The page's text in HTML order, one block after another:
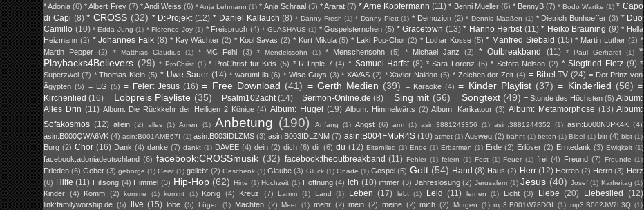
* Adonia (6) * Albert Frey (7) * Andi Weiss (6) * Anja Lehmann (1) * Anja Schraal (3) * Ararat (7) * Arne Kopfermann (11) * Benni Mueller (6) * BennyB (7) * Bodo Wartke (1) * Capo
di Capi (8) * CROSS (32) * D:Projekt (12) * Daniel Kallauch (8) * Danny Fresh (1) * Danny Plett (1) * Demozion (2) * Dennis Maaßen (1) * Dietrich Bonhoeffer (3) * Duo
Camillo (10) * Edda Jung (1) * Florence Joy (1) * Freispruch (4) * GLASHAUS (1) * Gospelsternchen (5) * Gracetown (13) * Hanno Herbst (11) * Heiko Bräuning (9) * Hella
Heizmann (2) * Johannes Falk (8) * Kay Wächter (2) * Kool Savas (2) * Kurt Mikula (5) * Laki Pop-Chor (2) * Lothar Kosse (5) * Manfred Siebald (15) * Martin Luther (2) *
Martin Pepper
(2) * Matthias Claudius (1) * MC Fehl (3) * Mendelssohn (1) * Menschensohn (5) * Michael Janz (2) * Outbreakband (11) * Paul Gerhardt (1)
*
Playbacks4Believers (29) * ProChrist (1) * ProChrist für Kids (5) * R.Triple 7 (4) * Samuel Harfst (8) * Sara Lorenz (6) * Sefora Nelson (2) * Siegfried Fietz (9) *
Superzwei (7) * Thomas Klein (5) * Uwe Sauer (14) * warumLila (6) * Wise Guys (3) * XAVAS (2) * Xavier Naidoo (5) * Zeichen der Zeit (4) = Bibel TV (24) = Der Prinz von
Ägypten (5) = EG (5) = Feiert Jesus (16) = Free Download (41) = Gerth Medien (39) = Karaoke (4) = Kinder Playlist (37) = Kinderlied (56) =
Kirchenlied (16) = Lobpreis Playliste (35) = Psalm102acht (14) = Sermon-Online.de (8) = Sing mit (56) = Songtext (49) = Stunde des Höchsten (5) Album:
Alles Drin (11) Album: Die Rückkehr der Heiligen 2 Könige (4) Album: Flügel (19) Album: Himmelwärts (2) Album: Karikatour (3) Album: Metamorphose (13) Album:
Sofakosmos (12) allein (2) alles (1) Amen (1) Anbetung (190) Anfang (1) Angst (6) arm (1) asin:3881243356 (1) asin:3881244352 (1) asin:B000N3PK4K (4)
asin:B000QWA6VK (4) asin:B001AMB67I (1) asin:B003IDLZMS (3) asin:B003IDLZNM (7) asin:B004FM5R4S (10) atmet (1) Ausweg (2) bahnt (1) beten (1) Bibel (1) bin (4) bist (1)
Burg (2) Chor (16) Dank (4) danke (7) dankt (1) DAVEE (4) dein (2) dich (6) dir (6) du (12) Elternlied (1) Ende (1) Erbarmen (1) Erde (2) Erlöser (2) Erntedank (3) Ewigkeit (1)
facebook:adoniadeutschland (6) facebook:CROSSmusik (32) facebook:theoutbreakband (11) Fehler (1) feiern (1) Fest (1) Feuer (1) frei (4) Freund (7) Freunde (1)
Frieden (6) Gebet (3) geborge (1) Geist (1) geliebt (2) Geschenk (1) Glaube (3) Glück (1) Gnade (1) Gospel (5) Gott (54) Hand (8) Haus (2) Herr (12) Herren (2) Herrn (3) Herz
(6) Hilfe (11) Hillsong (4) Himmel (3) Hip-Hop (62) Hirte (1) Hochzeit (1) Hoffnung (4) ich (10) immer (3) Jahreslosung (2) Jerusalem (1) Jesus (40) Josef (1) Karfreitag (1)
Kinder (4) Komm (2) komme (1) kommt (1) König (4) Kreuz (7) Lamm (1) Land (1) Leben (17) lebt (1) Leid (11) lernen (1) Licht (3) Liebe (20) Liebeslied (12)
link:familyworship.de (5) live (15) lobe (5) Lügen (1) Mächten (2) Meer (1) mehr (2) mein (2) meine (2) mich (2) Morgen (1) mp3:B001W78DGI (1) mp3:B002JW7L3Q (1)